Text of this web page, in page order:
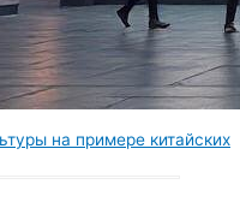
на примере китайских